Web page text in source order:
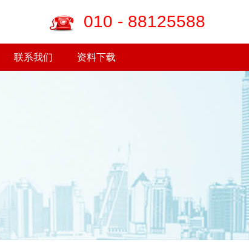
010 - 88125588
联系我们 资料下载